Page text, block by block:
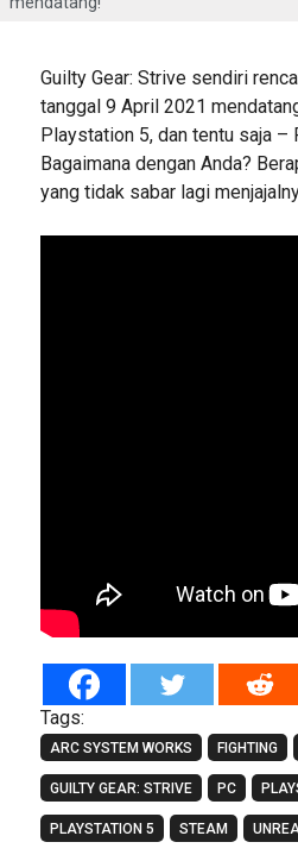
Guilty Gear: Strive sendiri
tanggal 9 April 2021
Playstation 5, dan tentu saja –
Bagaimana dengan Anda?
yang tidak sabar lagi
Tags:
ARC SYSTEM WORKS FIGHTING
GUILTY GEAR: STRIVE PC
PLAYSTATION 5 STEAM